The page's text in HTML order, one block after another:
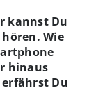
kannst Du
Wie
hinaus
Du